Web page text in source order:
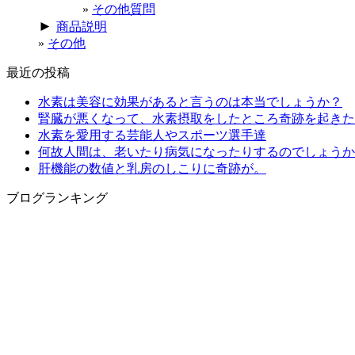
その他質問
► 商品説明
その他
最近の投稿
水素は美容に効果があると言うのは本当でしょうか？
腎臓が悪くなって、水素摂取をしたところ奇跡を起きた
水素を愛用する芸能人やスポーツ選手達
何故人間は、老いたり病気になったりするのでしょう
肝機能の数値と乳房のしこりに奇跡が。
ブログランキング